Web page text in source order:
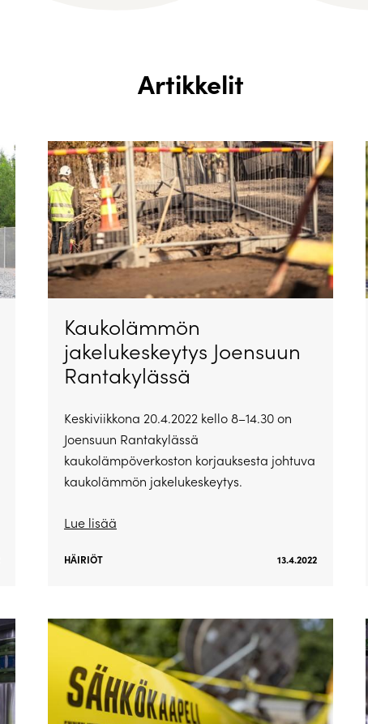
Artikkelit
Kaukolämmön
jakelukeskeytys Joensuun
Rantakylässä
Keskiviikkona 20.4.2022 kello 8–14.30 on
Joensuun Rantakylässä
kaukolämpöverkoston korjauksesta johtuva
kaukolämmön jakelukeskeytys.
Lue lisää
HÄIRIÖT 13.4.2022